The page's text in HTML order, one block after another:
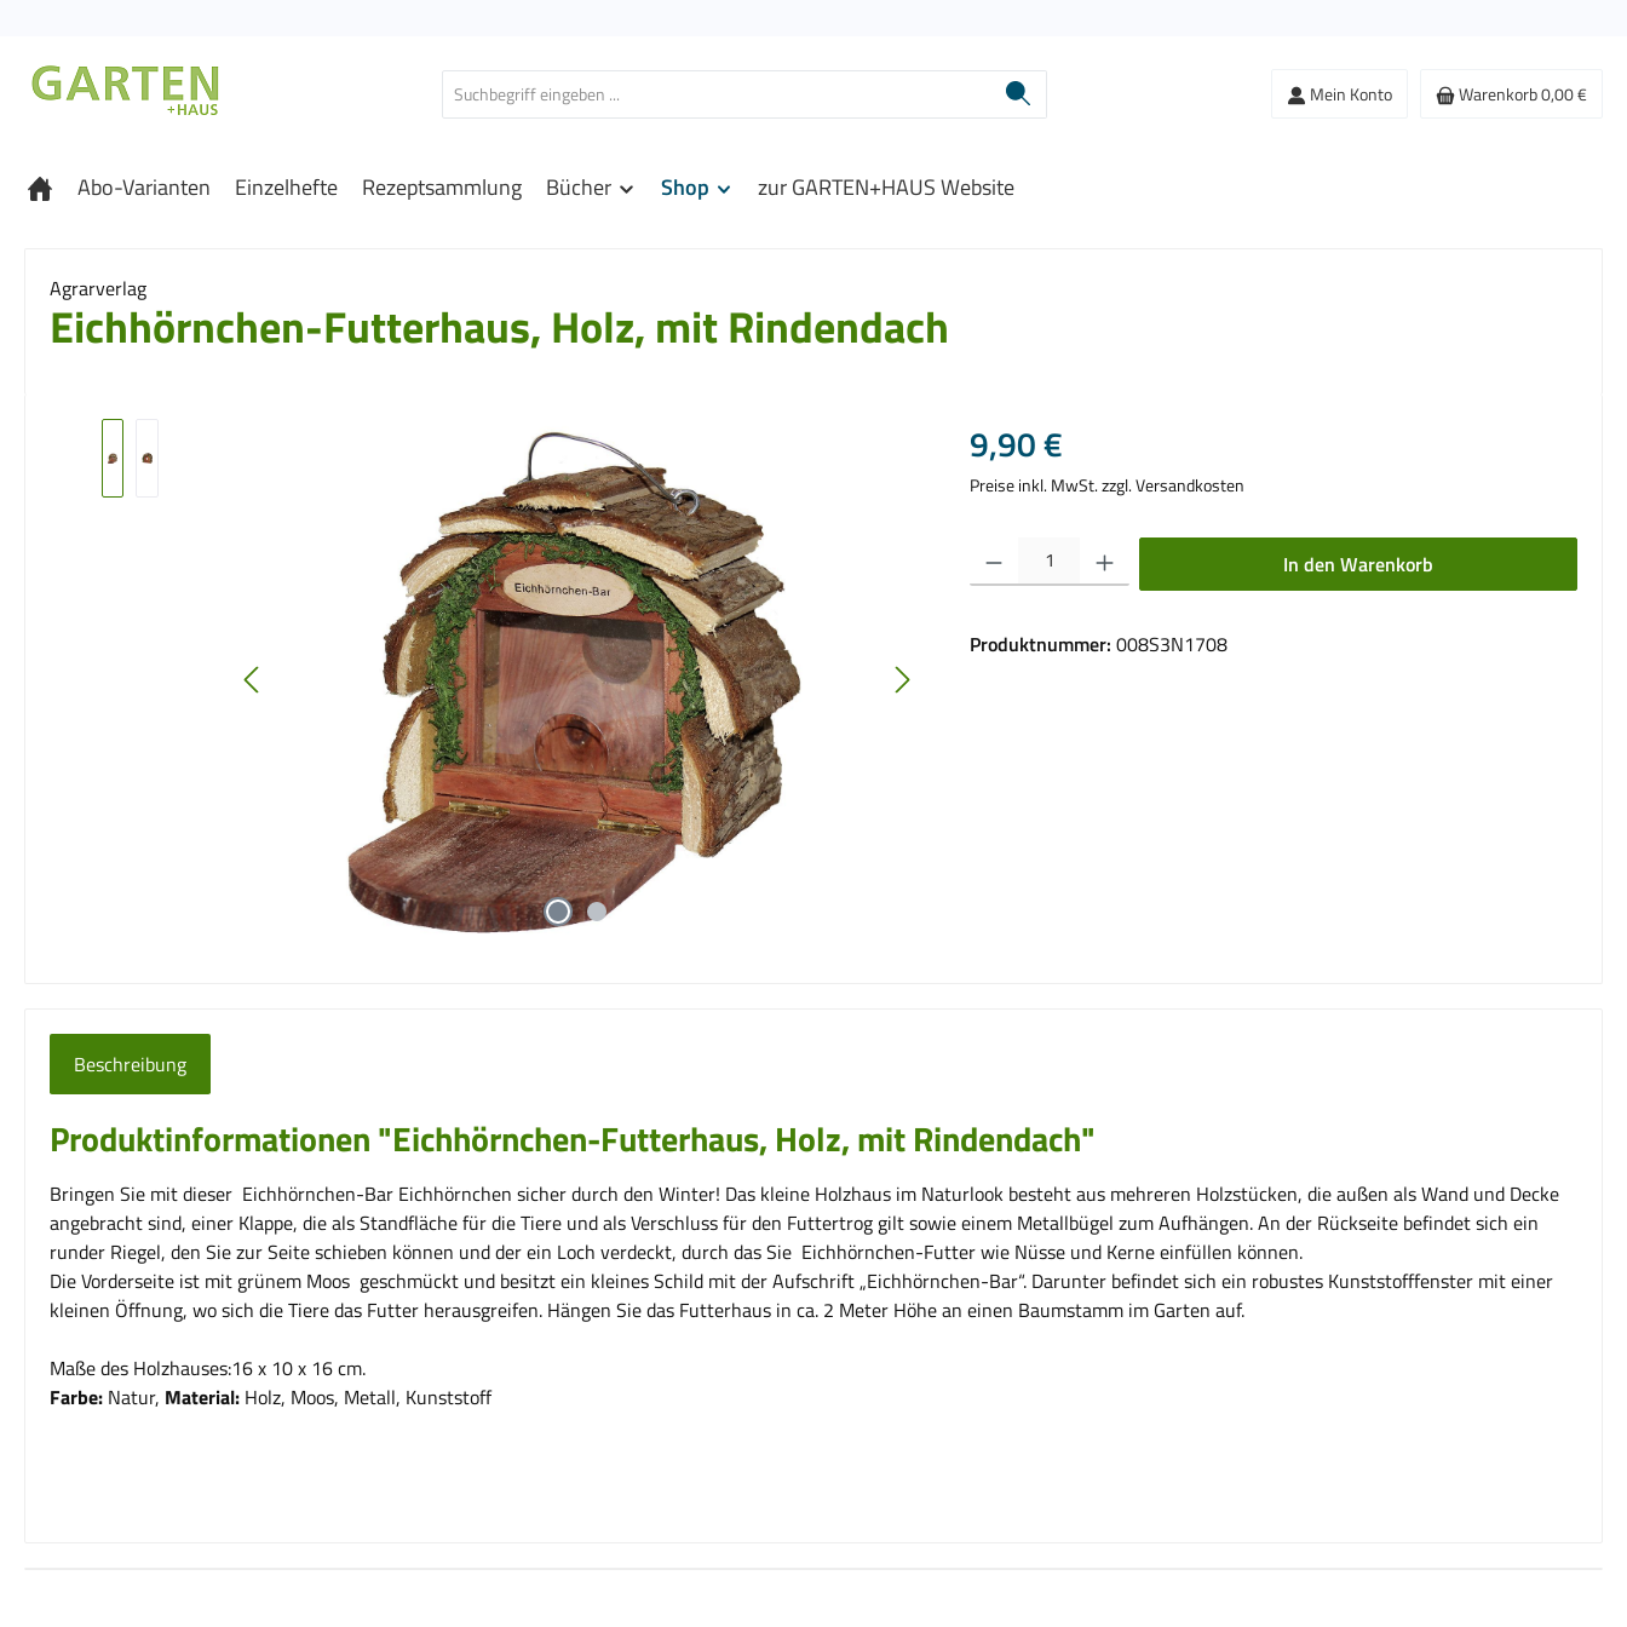
Mein Konto Warenkorb0,00 €
Abo-Varianten Einzelhefte Rezeptsammlung Bücher Shop zur GARTEN+HAUS Website
Agrarverlag
Eichhörnchen-Futterhaus, Holz, mit Rindendach
Regulärer Preis:
9,90 €
Preise inkl. MwSt. zzgl. Versandkosten
Produkt Anzahl: Gib den gewünschten Wert ein oder benutze die Schaltflächen um die
In den Warenkorb
Produktnummer: 008S3N1708
Beschreibung
Produktinformationen "Eichhörnchen-Futterhaus, Holz, mit Rindendach"
Bringen Sie mit dieser Eichhörnchen-Bar Eichhörnchen sicher durch den Winter! Das kleine Holzhaus im Naturlook besteht aus mehreren Holzstücken, die außen als Wand und Decke
angebracht sind, einer Klappe, die als Standfläche für die Tiere und als Verschluss für den Futtertrog gilt sowie einem Metallbügel zum Aufhängen. An der Rückseite befindet sich ein
runder Riegel, den Sie zur Seite schieben können und der ein Loch verdeckt, durch das Sie Eichhörnchen-Futter wie Nüsse und Kerne einfüllen können.
Die Vorderseite ist mit grünem Moos geschmückt und besitzt ein kleines Schild mit der Aufschrift „Eichhörnchen-Bar“. Darunter befindet sich ein robustes Kunststofffenster mit einer
kleinen Öffnung, wo sich die Tiere das Futter herausgreifen. Hängen Sie das Futterhaus in ca. 2 Meter Höhe an einen Baumstamm im Garten auf.
Maße des Holzhauses:16 x 10 x 16 cm.
Farbe: Natur, Material: Holz, Moos, Metall, Kunststoff